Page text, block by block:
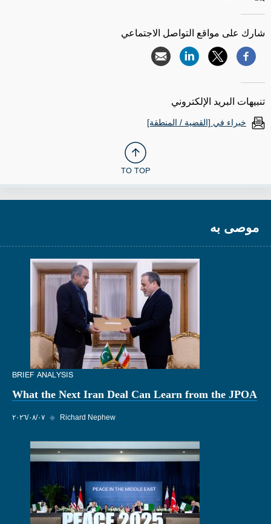
شارك على مواقع التواصل الاجتماعي
تنبيهات البريد الإلكتروني
خبراء في [القضية / المنطقة]
TO TOP
موصى به
BRIEF ANALYSIS
What the Next Iran Deal Can Learn from the JPOA
٠٧‏/٠٨‏/٢٠٢٦ ◆ Richard Nephew